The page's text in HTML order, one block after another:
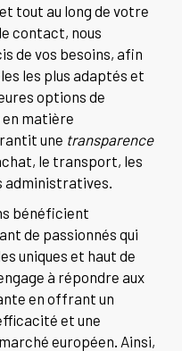
tout au long de votre
contact, nous
de vos besoins, afin
les plus adaptés et
options de
matière
une transparence
le transport, les
bénéficient
de passionnés qui
uniques et haut de
à répondre aux
en offrant un
et une
européen. Ainsi,